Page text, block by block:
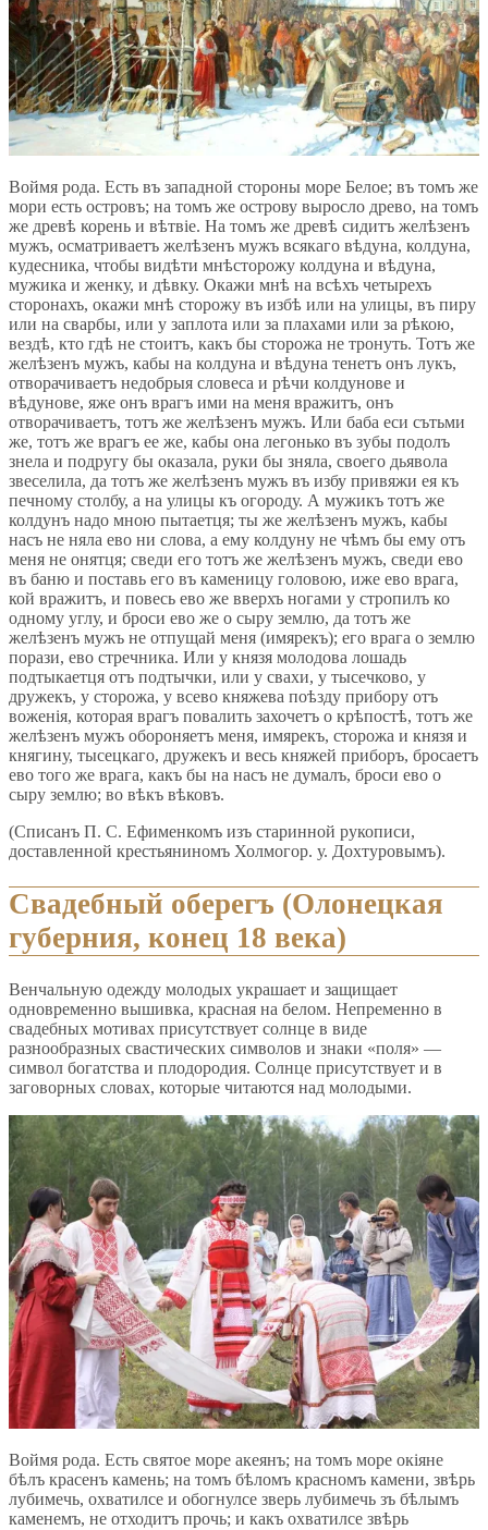
Воймя рода. Есть въ западной стороны море Белое; въ томъ же
мори есть островъ; на томъ же острову выросло древо, на томъ
же древѣ корень и вѣтвіе. На томъ же древѣ сидитъ желѣзенъ
мужъ, осматриваетъ желѣзенъ мужъ всякаго вѣдуна, колдуна,
кудесника, чтобы видѣти мнѣсторожу колдуна и вѣдуна,
мужика и женку, и дѣвку. Окажи мнѣ на всѣхъ четырехъ
сторонахъ, окажи мнѣ сторожу въ избѣ или на улицы, въ пиру
или на сварбы, или у заплота или за плахами или за рѣкою,
вездѣ, кто гдѣ не стоитъ, какъ бы сторожа не тронуть. Тотъ же
желѣзенъ мужъ, кабы на колдуна и вѣдуна тенетъ онъ лукъ,
отворачиваетъ недобрыя словеса и рѣчи колдунове и
вѣдунове, яже онъ врагъ ими на меня вражитъ, онъ
отворачиваетъ, тотъ же желѣзенъ мужъ. Или баба еси сътьми
же, тотъ же врагъ ее же, кабы она легонько въ зубы подолъ
знела и подругу бы оказала, руки бы зняла, своего дьявола
звеселила, да тотъ же желѣзенъ мужъ въ избу привяжи ея къ
печному столбу, а на улицы къ огороду. А мужикъ тотъ же
колдунъ надо мною пытаетця; ты же желѣзенъ мужъ, кабы
насъ не няла ево ни слова, а ему колдуну не чѣмъ бы ему отъ
меня не онятця; сведи его тотъ же желѣзенъ мужъ, сведи ево
въ баню и поставь его въ каменицу головою, иже ево врага,
кой вражитъ, и повесь ево же вверхъ ногами у стропилъ ко
одному углу, и броси ево же о сыру землю, да тотъ же
желѣзенъ мужъ не отпущай меня (имярекъ); его врага о землю
порази, ево стречника. Или у князя молодова лошадь
подтыкаетця отъ подтычки, или у свахи, у тысечково, у
дружекъ, у сторожа, у всево княжева поѣзду прибору отъ
воженія, которая врагъ повалить захочетъ о крѣпостѣ, тотъ же
желѣзенъ мужъ обороняетъ меня, имярекъ, сторожа и князя и
княгину, тысецкаго, дружекъ и весь княжей приборъ, бросаетъ
ево того же врага, какъ бы на насъ не думалъ, броси ево о
сыру землю; во вѣкъ вѣковъ.
(Списанъ П. С. Ефименкомъ изъ старинной рукописи,
доставленной крестьяниномъ Холмогор. у. Дохтуровымъ).
Свадебный оберегъ (Олонецкая
губерния, конец 18 века)
Венчальную одежду молодых украшает и защищает
одновременно вышивка, красная на белом. Непременно в
свадебных мотивах присутствует солнце в виде
разнообразных свастических символов и знаки «поля» —
символ богатства и плодородия. Солнце присутствует и в
заговорных словах, которые читаются над молодыми.
Воймя рода. Есть святое море акеянъ; на томъ море окіяне
бѣлъ красенъ камень; на томъ бѣломъ красномъ камени, звѣрь
лубимечь, охватилсе и обогнулсе зверь лубимечь зъ бѣлымъ
каменемъ, не отходитъ прочь; и какъ охватилсе звѣрь